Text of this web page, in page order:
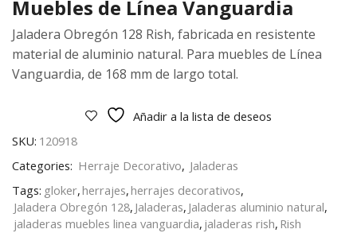
Muebles de Línea Vanguardia
Jaladera Obregón 128 Rish, fabricada en resistente
material de aluminio natural. Para muebles de Línea
Vanguardia, de 168 mm de largo total.
Añadir a la lista de deseos
SKU: 120918
Categories: Herraje Decorativo, Jaladeras
Tags: gloker,herrajes,herrajes decorativos,
Jaladera Obregón 128, Jaladeras, Jaladeras aluminio natural,
jaladeras muebles linea vanguardia, jaladeras rish, Rish